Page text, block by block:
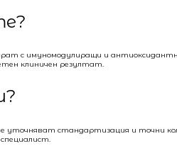
с имуномодулиращи и
клиничен резултат.
уточняват стандартизация и точни